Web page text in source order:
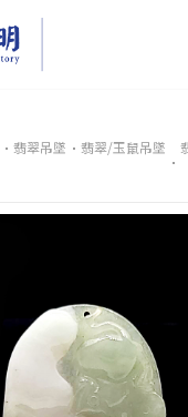
翡翠吊墜 翡翠/玉鼠吊墜